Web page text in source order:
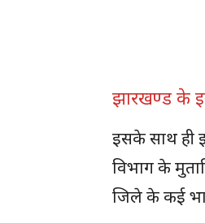
झारखण्ड के
इसके साथ ही
विभाग के
जिले के कई